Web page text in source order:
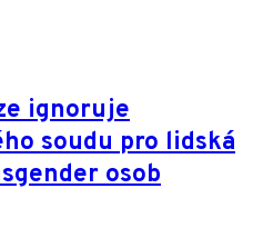
ignoruje
soudu pro lidská
osob